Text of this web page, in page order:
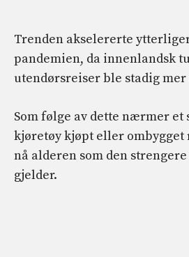
Trenden akselererte
pandemien, da innenlandsk
utendørsreiser ble stadig
Som følge av dette nærmer et
kjøretøy kjøpt eller ombygget
nå alderen som den
gjelder.